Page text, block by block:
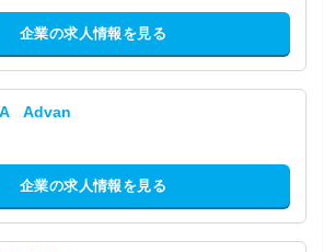
企業の求人情報を見る
Advan
企業の求人情報を見る